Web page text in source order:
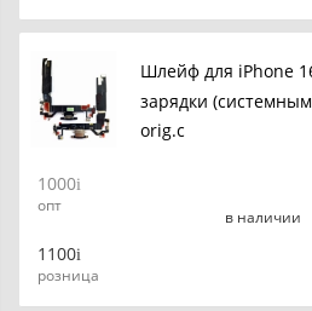
Шлейф для iPhone
зарядки
orig.c
1000
опт
1100
розница
в наличии